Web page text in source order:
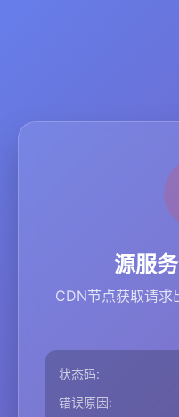
源服
CDN节点获取请求
状态码:
错误原因: